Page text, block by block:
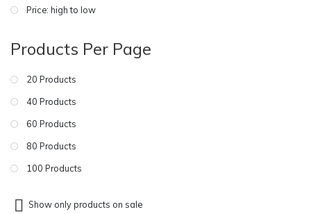
Price: high to low
Products Per Page
20 Products
40 Products
60 Products
80 Products
100 Products
Show only products on sale